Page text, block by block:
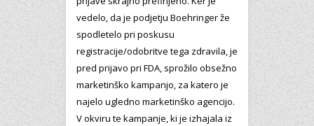
vedelo, da je podjetju Boehringer že
spodletelo pri poskusu
registracije/odobritve tega zdravila, je
pred prijavo pri FDA, sprožilo obsežno
marketinško kampanjo, za katero je
najelo ugledno marketinško agencijo.
V okviru te kampanje, ki je izhajala iz